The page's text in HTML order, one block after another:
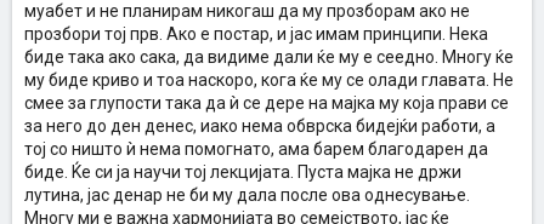
муабет и не планирам никогаш да му прозборам ако не
прозбори тој прв. Ако е постар, и јас имам принципи. Нека
биде така ако сака, да видиме дали ќе му е сеедно. Многу ќе
му биде криво и тоа наскоро, кога ќе му се олади главата. Не
смее за глупости така да ѝ се дере на мајка му која прави се
за него до ден денес, иако нема обврска бидејќи работи, а
тој со ништо ѝ нема помогнато, ама барем благодарен да
биде. Ќе си ја научи тој лекцијата. Пуста мајка не држи
лутина, јас денар не би му дала после ова однесување.
Многу ми е важна хармонијата во семејството, јас ќе